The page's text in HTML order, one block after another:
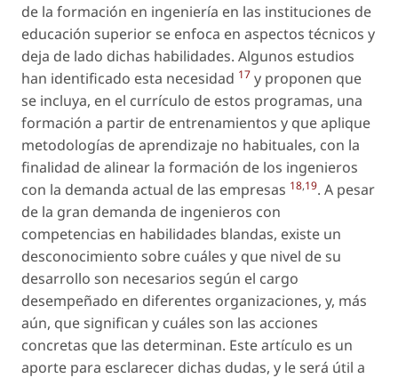
de la formación en ingeniería en las instituciones de
educación superior se enfoca en aspectos técnicos y
deja de lado dichas habilidades. Algunos estudios
han identificado esta necesidad 17 y proponen que
se incluya, en el currículo de estos programas, una
formación a partir de entrenamientos y que aplique
metodologías de aprendizaje no habituales, con la
finalidad de alinear la formación de los ingenieros
con la demanda actual de las empresas 18,19. A pesar
de la gran demanda de ingenieros con
competencias en habilidades blandas, existe un
desconocimiento sobre cuáles y que nivel de su
desarrollo son necesarios según el cargo
desempeñado en diferentes organizaciones, y, más
aún, que significan y cuáles son las acciones
concretas que las determinan. Este artículo es un
aporte para esclarecer dichas dudas, y le será útil a